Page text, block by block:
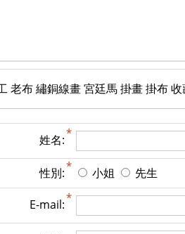
老布 繡銅線畫 宮廷馬 掛畫 掛布
姓名:
性別: 小姐 先生
E-mail: